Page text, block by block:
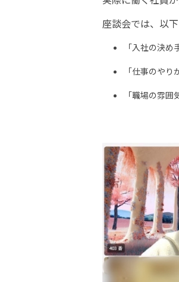
座談会では、以
「入社の決め
「仕事のやり
「職場の雰囲